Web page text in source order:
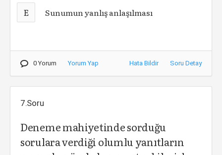
E Sunumun yanlış anlaşılması
0 Yorum Yorum Yap Hata Bildir Soru Detay
7.Soru
Deneme mahiyetinde sorduğu
sorulara verdiği olumlu yanıtların